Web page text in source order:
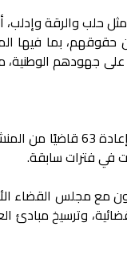
حلب والرقة
بما فيها
جهودهم الوطنية،
وأصدر الرئيس السوري أحمد الشرع، يوم الخميس، المرسوم رقم 70 لعام 2025،
في فترات سابقة.
مع مجلس القضاء
وترسيخ مبادئ